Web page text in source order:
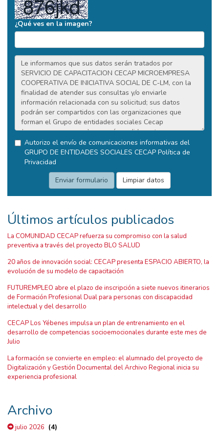
¿Qué ves en la imagen?
Autorizo el envío de comunicaciones informativas del
GRUPO DE ENTIDADES SOCIALES CECAP Política de
Privacidad
Últimos artículos publicados
La COMUNIDAD CECAP refuerza su compromiso con la salud
preventiva a través del proyecto BLO SALUD
20 años de innovación social: CECAP presenta ESPACIO ABIERTO, la
evolución de su modelo de capacitación
FUTUREMPLEO abre el plazo de inscripción a siete nuevos itinerarios
de Formación Profesional Dual para personas con discapacidad
intelectual y del desarrollo
CECAP Los Yébenes impulsa un plan de entrenamiento en el
desarrollo de competencias socioemocionales durante este mes de
Julio
La formación se convierte en empleo: el alumnado del proyecto de
Digitalización y Gestión Documental del Archivo Regional inicia su
experiencia profesional
Archivo
julio 2026 (4)